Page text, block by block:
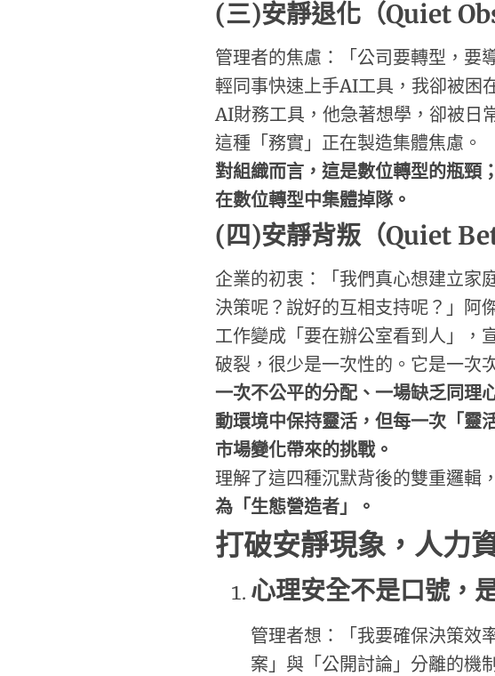
(三)安靜退化 （Quiet
管理者的焦慮：「公司要轉型，要
輕同事快速上手AI工具，我卻被困
AI財務工具，他急著想學，卻被日
這種「務實」正在製造集體焦慮。
對組織而言，這是數位轉型的瓶頸
在數位轉型中集體掉隊。
(四)安靜背叛（Quiet
企業的初衷：「我們真心想建立家
決策呢？說好的互相支持呢？」阿
工作變成「要在辦公室看到人」，
破裂，很少是一次性的。它是一次
一次不公平的分配、一場缺乏同理
動環境中保持靈活，但每一次「靈
市場變化帶來的挑戰。
理解了這四種沉默背後的雙重邏輯
為「生態營造者」。
打破安靜現象，人力
心理安全不是口號，
管理者想：「我要確保決策效
案」與「公開討論」分離的機